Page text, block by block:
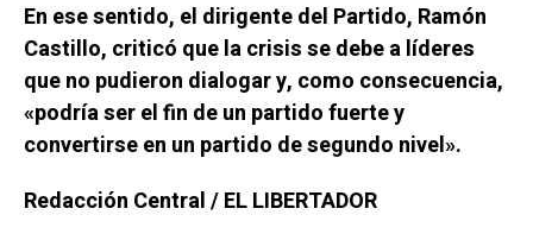
En ese sentido, el dirigente del Partido, Ramón
Castillo, criticó que la crisis se debe a líderes
que no pudieron dialogar y, como consecuencia,
«podría ser el fin de un partido fuerte y
convertirse en un partido de segundo nivel».
Redacción Central / EL LIBERTADOR